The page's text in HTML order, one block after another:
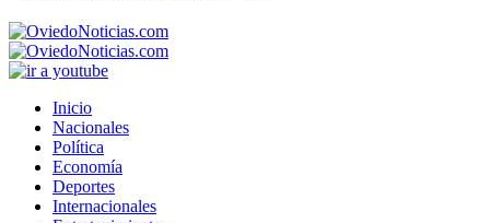
Inicio
Nacionales
Política
Economía
Deportes
Internacionales